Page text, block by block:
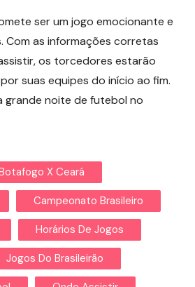
ser um jogo emocionante e
Com as informações corretas
os torcedores estarão
suas equipes do início ao fim.
grande noite de futebol no
X Ceará
Campeonato Brasileiro
Horários De Jogos
Jogos Do Brasileirão